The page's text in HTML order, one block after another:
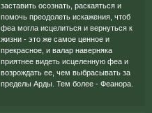
заставить осознать, раскаяться и
помочь преодолеть искажения, чтоб
феа могла исцелиться и вернуться к
жизни - это же самое ценное и
прекрасное, и валар наверняка
приятнее видеть исцеленную феа и
возрождать ее, чем выбрасывать за
пределы Арды. Тем более - Феанора.